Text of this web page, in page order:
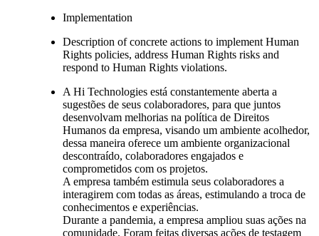
Implementation
Description of concrete actions to implement Human
Rights policies, address Human Rights risks and
respond to Human Rights violations.
A Hi Technologies está constantemente aberta a
sugestões de seus colaboradores, para que juntos
desenvolvam melhorias na política de Direitos
Humanos da empresa, visando um ambiente acolhedor,
dessa maneira oferece um ambiente organizacional
descontraído, colaboradores engajados e
comprometidos com os projetos.
A empresa também estimula seus colaboradores a
interagirem com todas as áreas, estimulando a troca de
conhecimentos e experiências.
Durante a pandemia, a empresa ampliou suas ações na
comunidade. Foram feitas diversas ações de testagem